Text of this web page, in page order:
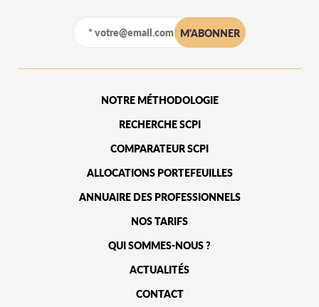
NOTRE MÉTHODOLOGIE
RECHERCHE SCPI
COMPARATEUR SCPI
ALLOCATIONS PORTEFEUILLES
ANNUAIRE DES PROFESSIONNELS
NOS TARIFS
QUI SOMMES-NOUS ?
ACTUALITÉS
CONTACT